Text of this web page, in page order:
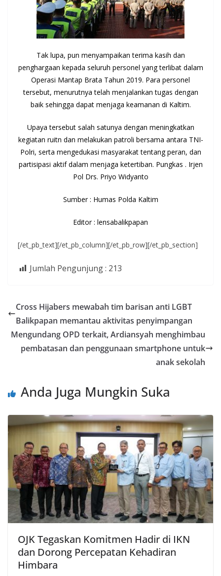
Tak lupa, pun menyampaikan terima kasih dan
penghargaan kepada seluruh personel yang terlibat dalam
Operasi Mantap Brata Tahun 2019. Para personel
tersebut, menurutnya telah menjalankan tugas dengan
baik sehingga dapat menjaga keamanan di Kaltim.
Upaya tersebut salah satunya dengan meningkatkan
kegiatan ruitn dan melakukan patroli bersama antara TNI-
Polri, serta mengedukasi masyarakat tentang peran, dan
partisipasi aktif dalam menjaga ketertiban. Pungkas . Irjen
Pol Drs. Priyo Widyanto
Sumber : Humas Polda Kaltim
Editor : lensabalikpapan
[/et_pb_text][/et_pb_column][/et_pb_row][/et_pb_section]
Jumlah Pengunjung : 213
Cross Hijabers mewabah tim barisan anti LGBT
Balikpapan memantau aktivitas penyimpangan
Mengundang OPD terkait, Ardiansyah menghimbau
pembatasan dan penggunaan smartphone untuk
anak sekolah
Anda Juga Mungkin Suka
OJK Tegaskan Komitmen Hadir di IKN
dan Dorong Percepatan Kehadiran
Himbara